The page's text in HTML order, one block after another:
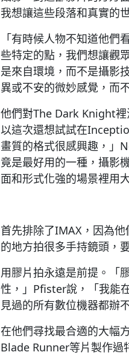
我想讓這些段落和真實的
「有時候人物不知道他
些特定的點，我們想讓觀
是來自環境，而不是攝影
異或不安的微妙感覺，而
他們對The Dark Knight
以這次還想試試在
畫質的格式很感興趣，」
竟是最好用的一種，攝影
面和形式化強的場景裡用
首先排除了IMAX，因為
的地方拍很多手持鏡頭，
用膠片拍永遠是前提。「
性，」Pfister說，「我能
見過的所有數位機器都辦
在他們尋找最合適的大幅
Blade Runner等片製作過